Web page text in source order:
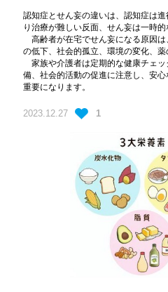
認知症とせん妄の違いは、認知症は
り治療が難しい反面、せん妄は一時的
高齢者が在宅でせん妄になる原因
の低下、社会的孤立、環境の変化、薬
家族や介護者は定期的な健康チェ
備、社会的活動の促進に注意し、安
重要になります。
2023.12.27 1